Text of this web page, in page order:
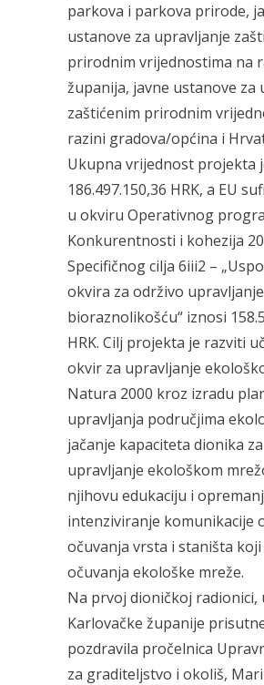
parkova i parkova prirode,
ustanove za upravljanje
prirodnim vrijednostima na
županija, javne ustanove za
zaštićenim prirodnim
razini gradova/općina i
Ukupna vrijednost projekta
186.497.150,36 HRK, a EU
u okviru Operativnog
Konkurentnosti i kohezija
Specifičnog cilja 6iii2 –
okvira za održivo upravljanje
bioraznolikošću“ iznosi
HRK. Cilj projekta je razviti
okvir za upravljanje
Natura 2000 kroz izradu
upravljanja područjima
jačanje kapaciteta dionika za
upravljanje ekološkom
njihovu edukaciju i
intenziviranje komunikacije
očuvanja vrsta i staništa koji
očuvanja ekološke mreže.
Na prvoj dioničkoj radionici,
Karlovačke županije
pozdravila pročelnica
za graditeljstvo i okoliš,